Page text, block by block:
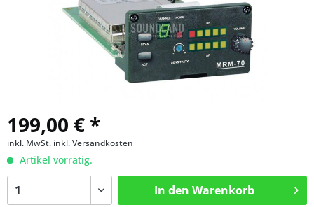
199,00 € *
inkl. MwSt. inkl. Versandkosten
Artikel vorrätig.
In den Warenkorb